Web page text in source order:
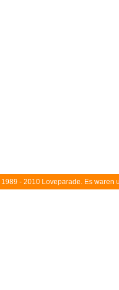
1989 - 2010 Loveparade. Es waren